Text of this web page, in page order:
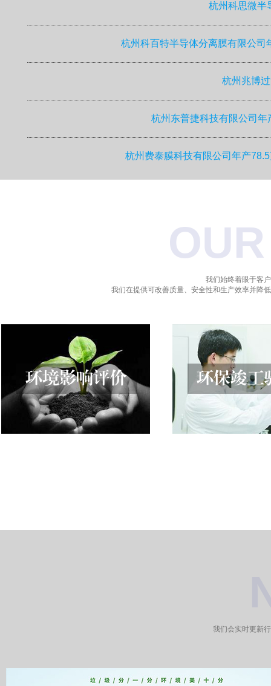
杭州科思微半
杭州科百特半导体分离膜有限公
杭州兆博
杭州东普捷科技有限公司
杭州费泰膜科技有限公司年产
我们始终着眼于客
我们在提供可改善质量、安全性和生产效率并降
环境影响评价 环保竣工
我们会实时更新